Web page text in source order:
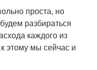
проста, но
разбираться
каждого из
этому мы сейчас и